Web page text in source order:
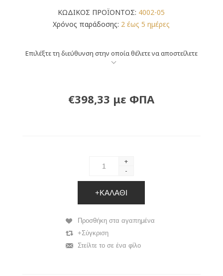
ΚΩΔΙΚΟΣ ΠΡΟΪΟΝΤΟΣ: 4002-05
Χρόνος παράδοσης: 2 έως 5 ημέρες
Επιλέξτε τη διεύθυνση στην οποία θέλετε να αποστείλετε
€398,33 με ΦΠΑ
+
-
+ΚΑΛΆΘΙ
Προσθήκη στα αγαπημένα
+Σύγκριση
Στείλτε το σε ένα φίλο